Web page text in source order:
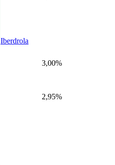
Iberdrola
3,00%
2,95%